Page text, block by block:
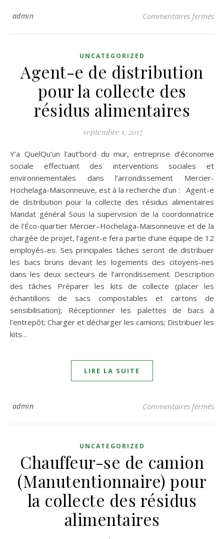
admin Commentaires fermés
UNCATEGORIZED
Agent-e de distribution
pour la collecte des
résidus alimentaires
septembre 1, 2017
Y’a QuelQu’un l’aut’bord du mur, entreprise d’économie
sociale effectuant des interventions sociales et
environnementales dans l’arrondissement Mercier-
Hochelaga-Maisonneuve, est à la recherche d’un : Agent-e
de distribution pour la collecte des résidus alimentaires
Mandat général Sous la supervision de la coordonnatrice
de l’Éco-quartier Mercier–Hochelaga-Maisonneuve et de la
chargée de projet, l’agent-e fera partie d’une équipe de 12
employés-es. Ses principales tâches seront de distribuer
les bacs bruns devant les logements des citoyens-nes
dans les deux secteurs de l’arrondissement. Description
des tâches Préparer les kits de collecte (placer les
échantillons de sacs compostables et cartons de
sensibilisation); Réceptionner les palettes de bacs à
l’entrepôt; Charger et décharger les camions; Distribuer les
kits…
LIRE LA SUITE
admin Commentaires fermés
UNCATEGORIZED
Chauffeur-se de camion
(Manutentionnaire) pour
la collecte des résidus
alimentaires